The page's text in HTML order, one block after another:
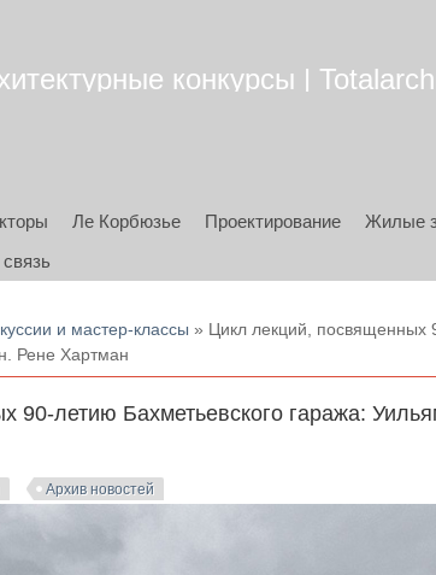
конкурсы | Totalarch
Ле Корбюзье Проектирование Жилые
и мастер-классы » Цикл лекций, посвященных
Рене Хартман
90-летию Бахметьевского гаража:
Архив новостей